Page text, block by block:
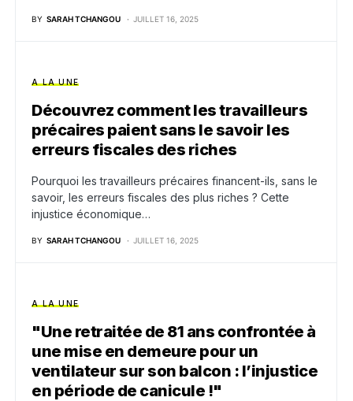
BY SARAH TCHANGOU JUILLET 16, 2025
A LA UNE
Découvrez comment les travailleurs
précaires paient sans le savoir les
erreurs fiscales des riches
Pourquoi les travailleurs précaires financent-ils, sans le
savoir, les erreurs fiscales des plus riches ? Cette
injustice économique…
BY SARAH TCHANGOU JUILLET 16, 2025
A LA UNE
"Une retraitée de 81 ans confrontée à
une mise en demeure pour un
ventilateur sur son balcon : l’injustice
en période de canicule !"